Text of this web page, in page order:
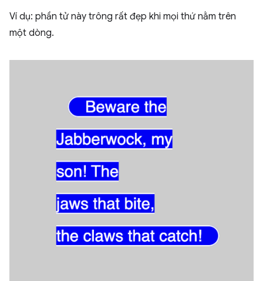
Ví dụ: phần tử này trông rất đẹp khi mọi thứ nằm trên
một dòng.